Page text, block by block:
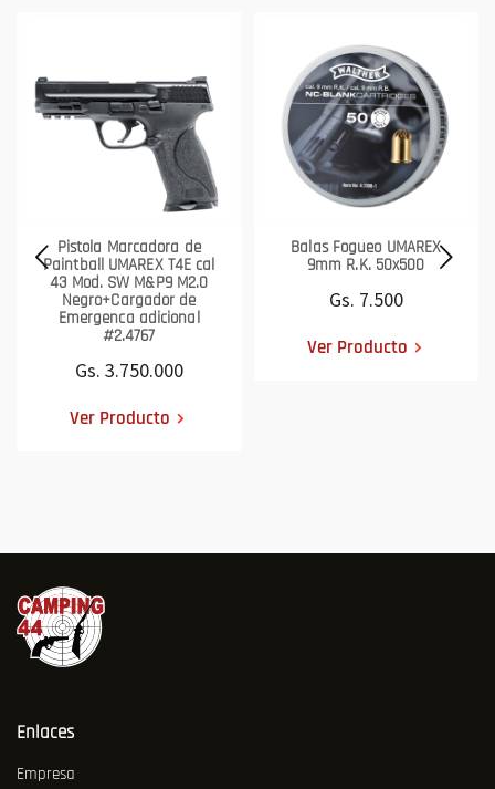
Pistola Marcadora de
Paintball UMAREX T4E cal
43 Mod. SW M&P9 M2.0
Negro+Cargador de
Emergenca adicional
#2.4767
Gs. 3.750.000
Ver Producto
Balas Fogueo UMAREX
9mm R.K. 50x500
Gs. 7.500
Ver Producto
Enlaces
Empresa